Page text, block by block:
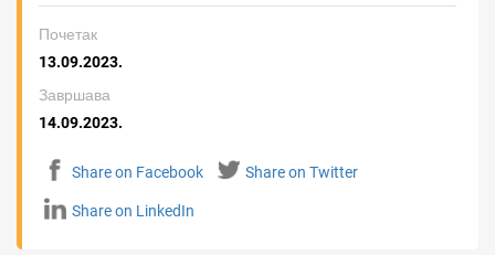
Почетак
13.09.2023.
Завршава
14.09.2023.
Share on Facebook Share on Twitter
Share on LinkedIn